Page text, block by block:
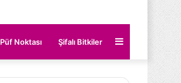
Püf Noktası Şifalı Bitkiler Kenar
Bölmesi